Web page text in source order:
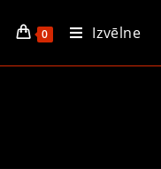
0 Izvēlne